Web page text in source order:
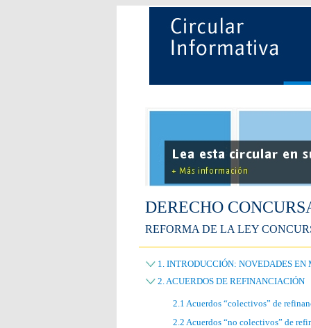
DERECHO
REFORMA DE LA LEY
1. INTRODUCCIÓN: NOVEDADES
2. ACUERDOS DE REFINANCIACIÓN
2.1 Acuerdos “colectivos” de
2.2 Acuerdos “no colectivos” de